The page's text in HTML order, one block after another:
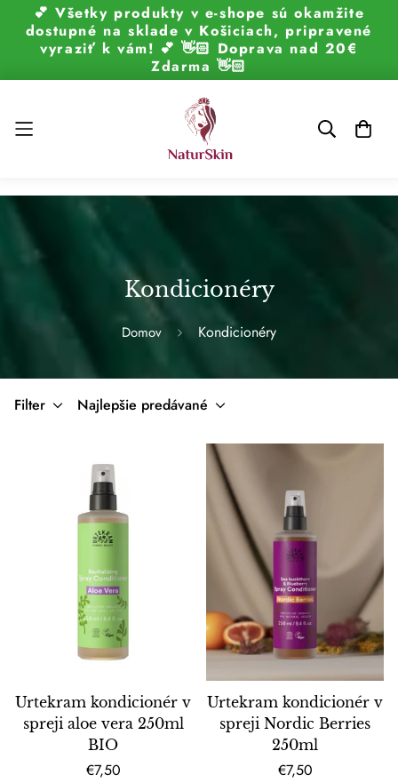
💕 Všetky produkty v e-shope sú okamžite
dostupné na sklade v Košiciach, pripravené
vyraziť k vám! 💕 👋🏻 Doprava nad 20€
Zdarma 👋🏻
Kondicionéry
Domov Kondicionéry
Filter Najlepšie predávané
Urtekram kondicionér v
spreji aloe vera 250ml
BIO
Bežná
€7,50
Urtekram kondicionér v
spreji Nordic Berries
250ml
Bežná
€7,50